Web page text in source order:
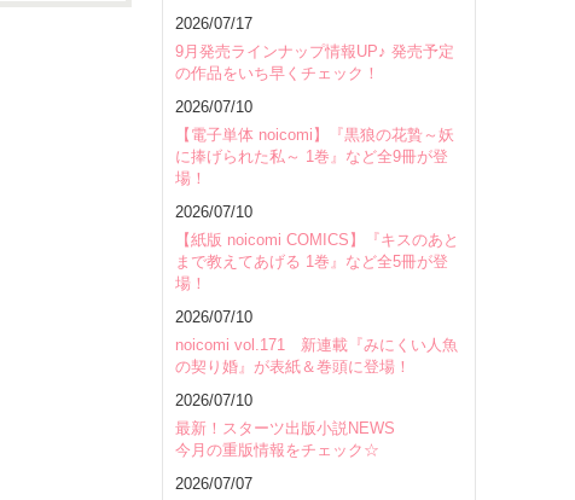
2026/07/17
9月発売ラインナップ情報UP♪ 発売予定
の作品をいち早くチェック！
2026/07/10
【電子単体 noicomi】『黒狼の花贄～妖
に捧げられた私～ 1巻』など全9冊が登
場！
2026/07/10
【紙版 noicomi COMICS】『キスのあと
まで教えてあげる 1巻』など全5冊が登
場！
2026/07/10
noicomi vol.171 新連載『みにくい人魚
の契り婚』が表紙＆巻頭に登場！
2026/07/10
最新！スターツ出版小説NEWS
今月の重版情報をチェック☆
2026/07/07